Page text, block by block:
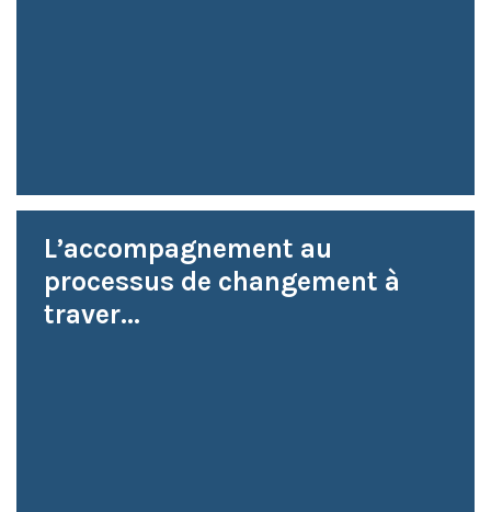
L’accompagnement au
processus de changement à
traver...